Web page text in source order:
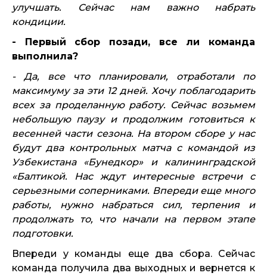
улучшать. Сейчас нам важно набрать
кондиции.
- Первый сбор позади, все ли команда
выполнила?
- Да, все что планировали, отработали по
максимуму за эти 12 дней. Хочу поблагодарить
всех за проделанную работу. Сейчас возьмем
небольшую паузу и продолжим готовиться к
весенней части сезона. На втором сборе у нас
будут два контрольных матча с командой из
Узбекистана «Бунедкор» и калининградской
«Балтикой. Нас ждут интересные встречи с
серьезными соперниками. Впереди еще много
работы, нужно набраться сил, терпения и
продолжать то, что начали на первом этапе
подготовки.
Впереди у команды еще два сбора. Сейчас
команда получила два выходных и вернется к